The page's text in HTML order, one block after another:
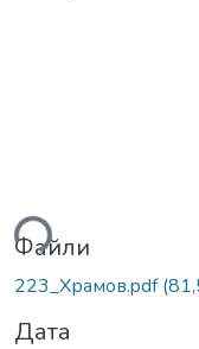
Файли
223_Храмов.pdf
Дата